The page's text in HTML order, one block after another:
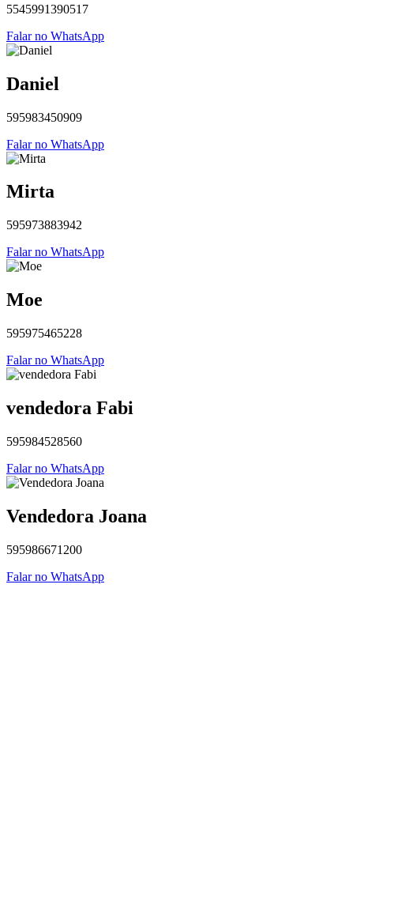
5545991390517
Falar no WhatsApp
Daniel
595983450909
Falar no WhatsApp
Mirta
595973883942
Falar no WhatsApp
Moe
595975465228
Falar no WhatsApp
vendedora Fabi
595984528560
Falar no WhatsApp
Vendedora Joana
595986671200
Falar no WhatsApp